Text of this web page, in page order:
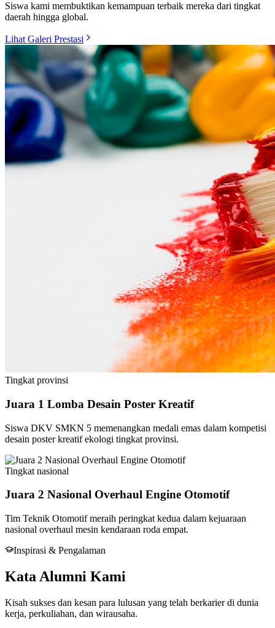
Siswa kami membuktikan kemampuan terbaik mereka dari tingkat
daerah hingga global.
Lihat Galeri Prestasi
Tingkat provinsi
Juara 1 Lomba Desain Poster Kreatif
Siswa DKV SMKN 5 memenangkan medali emas dalam kompetisi
desain poster kreatif ekologi tingkat provinsi.
Tingkat nasional
Juara 2 Nasional Overhaul Engine Otomotif
Tim Teknik Otomotif meraih peringkat kedua dalam kejuaraan
nasional overhaul mesin kendaraan roda empat.
Inspirasi & Pengalaman
Kata Alumni Kami
Kisah sukses dan kesan para lulusan yang telah berkarier di dunia
kerja, perkuliahan, dan wirausaha.